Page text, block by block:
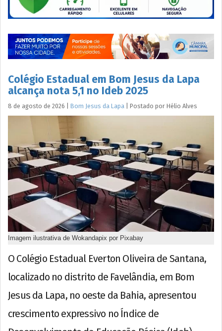
Colégio Estadual em Bom Jesus da Lapa
alcança nota 5,1 no Ideb 2025
8 de agosto de 2026 Bom Jesus da Lapa Postado por Hélio Alves
Imagem ilustrativa de Wokandapix por Pixabay
O Colégio Estadual Everton Oliveira de Santana,
localizado no distrito de Favelândia, em Bom
Jesus da Lapa, no oeste da Bahia, apresentou
crescimento expressivo no Índice de